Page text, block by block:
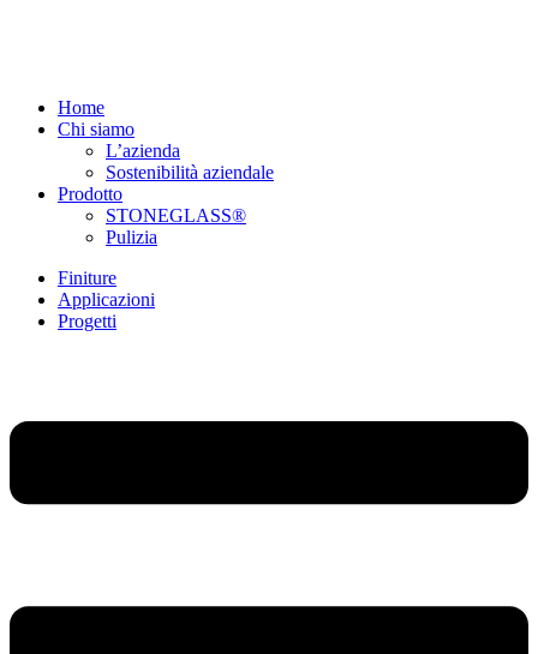
Home
Chi siamo
L’azienda
Sostenibilità aziendale
Prodotto
STONEGLASS®
Pulizia
Finiture
Applicazioni
Progetti